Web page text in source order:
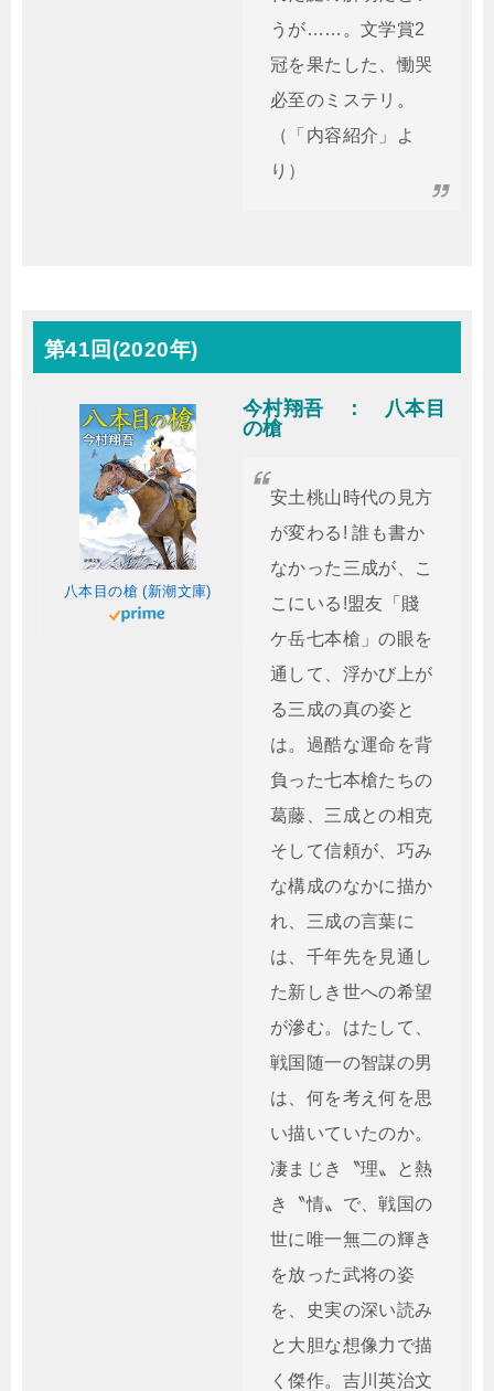
うが……。文学賞2
冠を果たした、慟哭
必至のミステリ。
（「内容紹介」よ
り）
第41回(2020年)
八本目の槍 (新潮文庫)
今村翔吾 ： 八本目
の槍
安土桃山時代の見方
が変わる! 誰も書か
なかった三成が、こ
こにいる!盟友「賤
ケ岳七本槍」の眼を
通して、浮かび上が
る三成の真の姿と
は。過酷な運命を背
負った七本槍たちの
葛藤、三成との相克
そして信頼が、巧み
な構成のなかに描か
れ、三成の言葉に
は、千年先を見通し
た新しき世への希望
が滲む。はたして、
戦国随一の智謀の男
は、何を考え何を思
い描いていたのか。
凄まじき〝理〟と熱
き〝情〟で、戦国の
世に唯一無二の輝き
を放った武将の姿
を、史実の深い読み
と大胆な想像力で描
く傑作。吉川英治文